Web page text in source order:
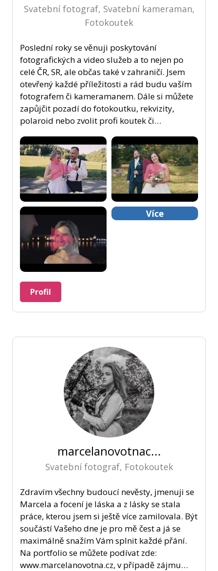
Svatební fotograf, Svatební kameraman,
Fotokoutek
Poslední roky se věnuji poskytování
fotografických a video služeb a to nejen po
celé ČR, SR, ale občas také v zahraničí. Jsem
otevřený každé příležitosti a rád budu vaším
fotografem či kameramanem. Dále si můžete
zapůjčit pozadí do fotokoutku, rekvizity,
polaroid nebo zvolit profi koutek či…
Více
Profil
marcelanovotnac...
Svatební fotograf, Fotokoutek
Zdravím všechny budoucí nevěsty, jmenuji se
Marcela a focení je láska a z lásky se stala
práce, kterou jsem si ještě více zamilovala. Být
součástí Vašeho dne je pro mě čest a já se
maximálně snažím Vám splnit každé přání.
Na portfolio se můžete podívat zde:
www.marcelanovotna.cz, v případě zájmu…